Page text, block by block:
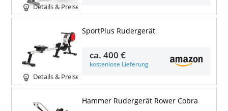
Details & Preise
Details & Preise
SportPlus Rudergerät
ca.400 €
kostenlose Lieferung
Hammer Rudergerät Rower Cobra